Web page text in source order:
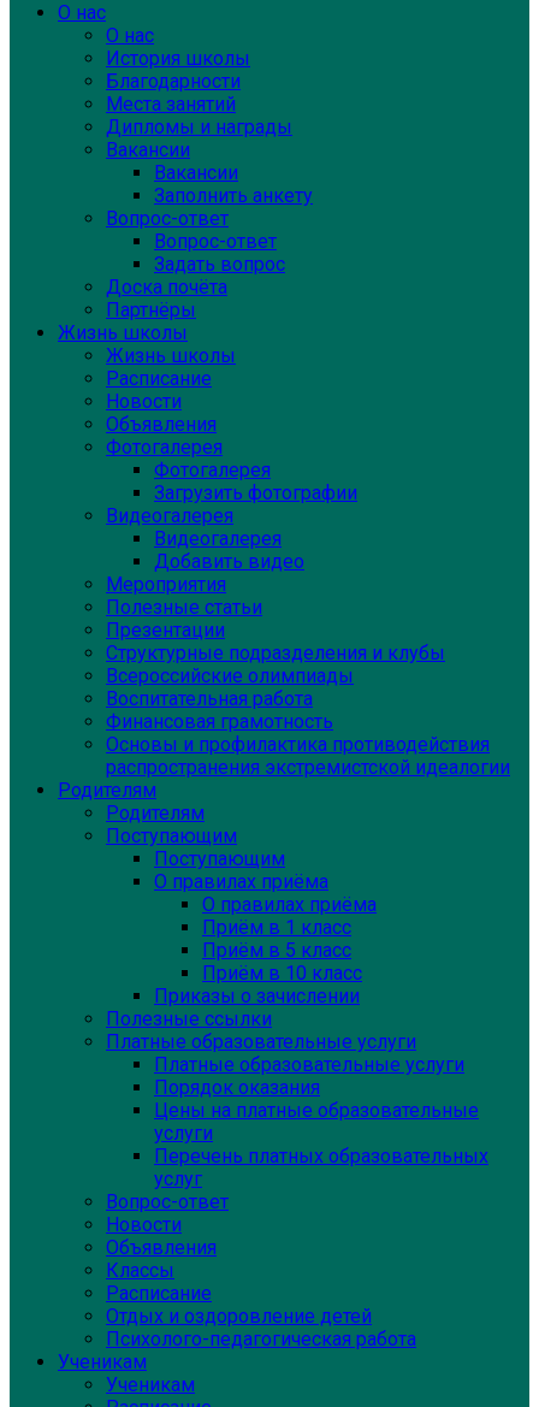
О нас
О нас
История школы
Благодарности
Места занятий
Дипломы и награды
Вакансии
Вакансии
Заполнить анкету
Вопрос-ответ
Вопрос-ответ
Задать вопрос
Доска почёта
Партнёры
Жизнь школы
Жизнь школы
Расписание
Новости
Объявления
Фотогалерея
Фотогалерея
Загрузить фотографии
Видеогалерея
Видеогалерея
Добавить видео
Мероприятия
Полезные статьи
Презентации
Структурные подразделения и клубы
Всероссийские олимпиады
Воспитательная работа
Финансовая грамотность
Основы и профилактика противодействия
распространения экстремистской идеалогии
Родителям
Родителям
Поступающим
Поступающим
О правилах приёма
О правилах приёма
Приём в 1 класс
Приём в 5 класс
Приём в 10 класс
Приказы о зачислении
Полезные ссылки
Платные образовательные услуги
Платные образовательные услуги
Порядок оказания
Цены на платные образовательные
услуги
Перечень платных образовательных
услуг
Вопрос-ответ
Новости
Объявления
Классы
Расписание
Отдых и оздоровление детей
Психолого-педагогическая работа
Ученикам
Ученикам